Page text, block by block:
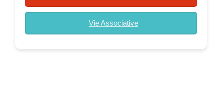
Vie Associative